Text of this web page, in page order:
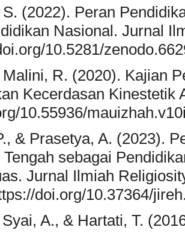
S. (2022). Peran
Nasional. Jurnal
10.5281/
R. (2020). Kajian
Kecerdasan Kinestetik
10.55936/
& Prasetya, A. (2023).
sebagai
Jurnal Ilmiah
doi.org/10.37364/
A., & Hartati, T.